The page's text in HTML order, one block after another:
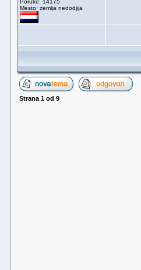
Poruke: 14175
Mesto: zemlja nedodjija
Strana 1 od 9